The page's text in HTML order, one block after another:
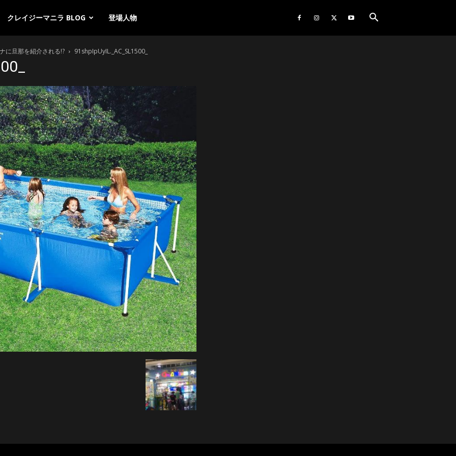
クレイジーマニラ BLOG 登場人物
に旦那を紹介される!? 91shpIpUyIL._AC_SL1500_